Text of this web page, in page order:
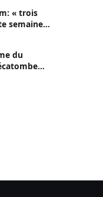
« trois
semaine à
du